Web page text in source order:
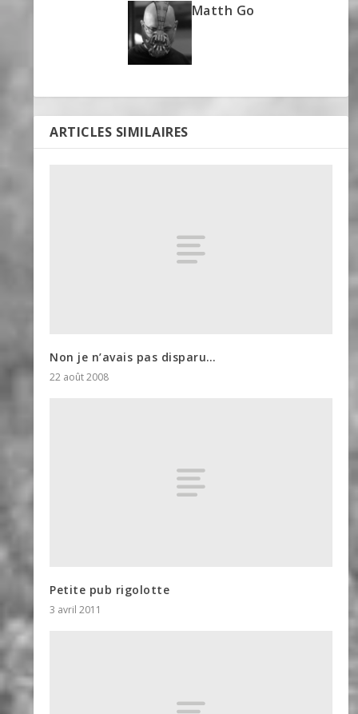
Matth Go
ARTICLES SIMILAIRES
Non je n’avais pas disparu…
22 août 2008
Petite pub rigolotte
3 avril 2011